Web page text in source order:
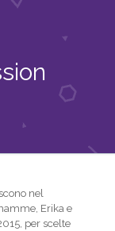
nel
Erika e
per scelte